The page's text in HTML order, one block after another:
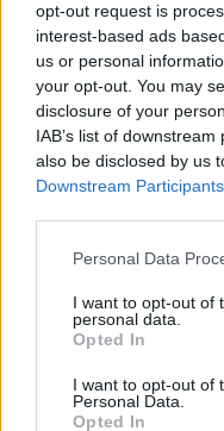
opt-out request is
interest-based ads
us or personal
your opt-out. You may
disclosure of your
IAB’s list of
also be disclosed by us
Downstream Participants
Please note that this
not limited to your visit
grant or deny consent
use your data for below
consent section.
Personal Data
I want to opt-out of
personal data.
Opted In
I want to opt-out of
Personal Data.
Opted In
kad kafiju
tā var
tavu
LASĪTĀKIE
nestrīdēties:
“Manpat